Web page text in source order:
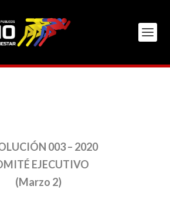
003 – 2020
EJECUTIVO
(Marzo 2)